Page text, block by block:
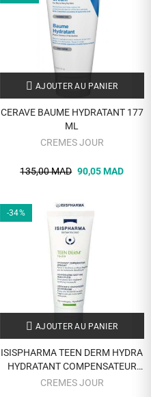
AJOUTER AU PANIER
CERAVE BAUME HYDRATANT 177
ML
CREMES JOUR
135,00 MAD 90,05 MAD
-34%
AJOUTER AU PANIER
ISISPHARMA TEEN DERM HYDRA
HYDRATANT COMPENSATEUR
APAISANT LEGERE 100 ML
CREMES JOUR